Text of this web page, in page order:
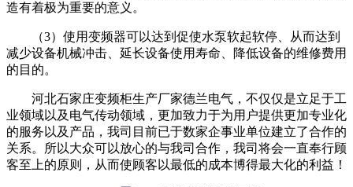
造有着极为重要的意义。
（3）使用变频器可以达到促使水泵软起软停、从而达到
减少设备机械冲击、延长设备使用寿命、降低设备的维修费用
的目的。
河北石家庄变频柜生产厂家德兰电气，不仅仅是立足于工
业领域以及电气传动领域，更加致力于为用户提供更加专业化
的服务以及产品，我司目前已于数家企事业单位建立了合作的
关系。所以大众可以放心的与我司合作，我司将会一直奉行顾
客至上的原则，从而使顾客以最低的成本博得最大化的利益！